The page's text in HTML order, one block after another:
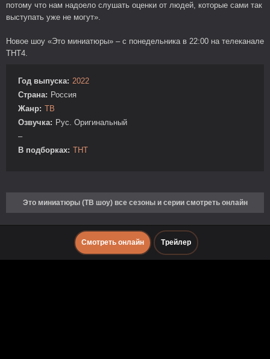
потому что нам надоело слушать оценки от людей, которые сами так
выступать уже не могут».
Новое шоу «Это миниатюры» – с понедельника в 22:00 на телеканале
ТНТ4.
Год выпуска: 2022
Страна: Россия
Жанр: ТВ
Озвучка: Рус. Оригинальный
–
В подборках: ТНТ
Это миниатюры (ТВ шоу) все сезоны и серии смотреть онлайн
Смотреть онлайн Трейлер